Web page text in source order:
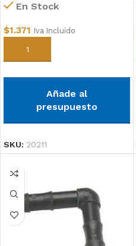
En Stock
$1.371 Iva Incluido
Añadir al carrito
Añade al
presupuesto
SKU: 20211